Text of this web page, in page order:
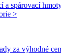
a spárovací
>
za výhodné